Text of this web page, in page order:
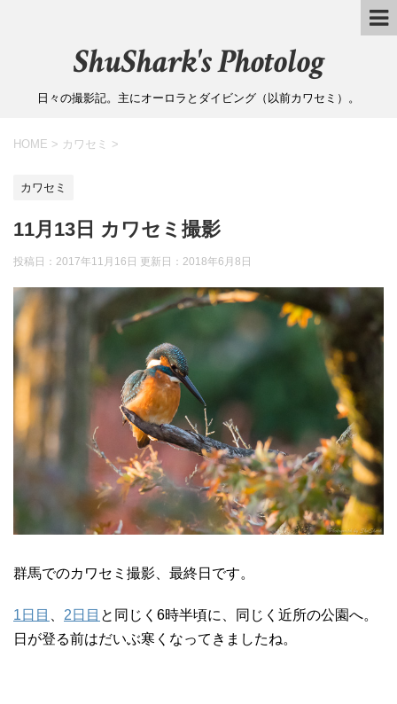
ShuShark's Photolog
日々の撮影記。主にオーロラとダイビング（以前カワセミ）。
HOME > カワセミ >
カワセミ
11月13日 カワセミ撮影
投稿日：2017年11月16日 更新日： 2018年6月8日
群馬でのカワセミ撮影、最終日です。
1日目 2日目 と同じく6時半頃に、同じく近所の公園へ。
日が登る前はだいぶ寒くなってきましたね。